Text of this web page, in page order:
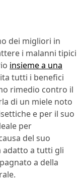
dei migliori in
i malanni tipici
insieme a una
tutti i benefici
rimedio contro il
di un miele noto
e per il suo
per
del suo
adatto a tutti gli
a della